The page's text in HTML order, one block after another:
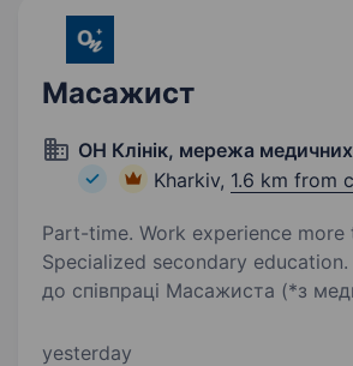
до виготовлення, обліку та
Масажист
ОН Клінік, мережа медичних
Kharkiv, 1.6 km from
Part-time. Work experience more
Specialized secondary education. Запрошуємо
до співпраці Масажиста (*з
це команда професіоналів, яка
yesterday